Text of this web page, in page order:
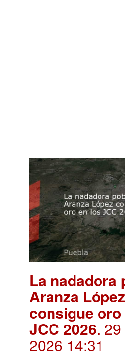
La nadadora
Aranza López
consigue
JCC 2026.
2026 14:31